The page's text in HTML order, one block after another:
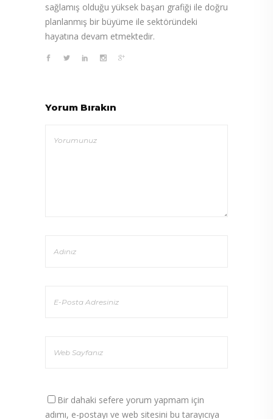
sağlamış olduğu yüksek başarı grafiği ile doğru
planlanmış bir büyüme ile sektöründeki
hayatına devam etmektedir.
Yorum Bırakın
Bir dahaki sefere yorum yapmam için
adımı, e-postayı ve web sitesini bu tarayıcıya